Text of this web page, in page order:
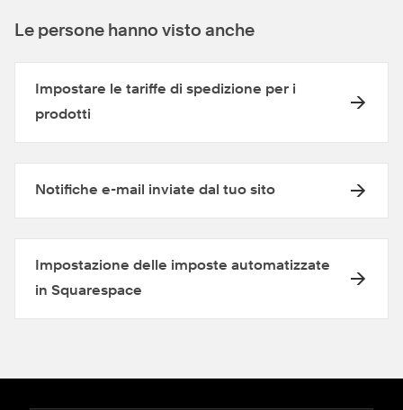
Le persone hanno visto anche
Impostare le tariffe di spedizione per i
prodotti
Notifiche e-mail inviate dal tuo sito
Impostazione delle imposte automatizzate
in Squarespace